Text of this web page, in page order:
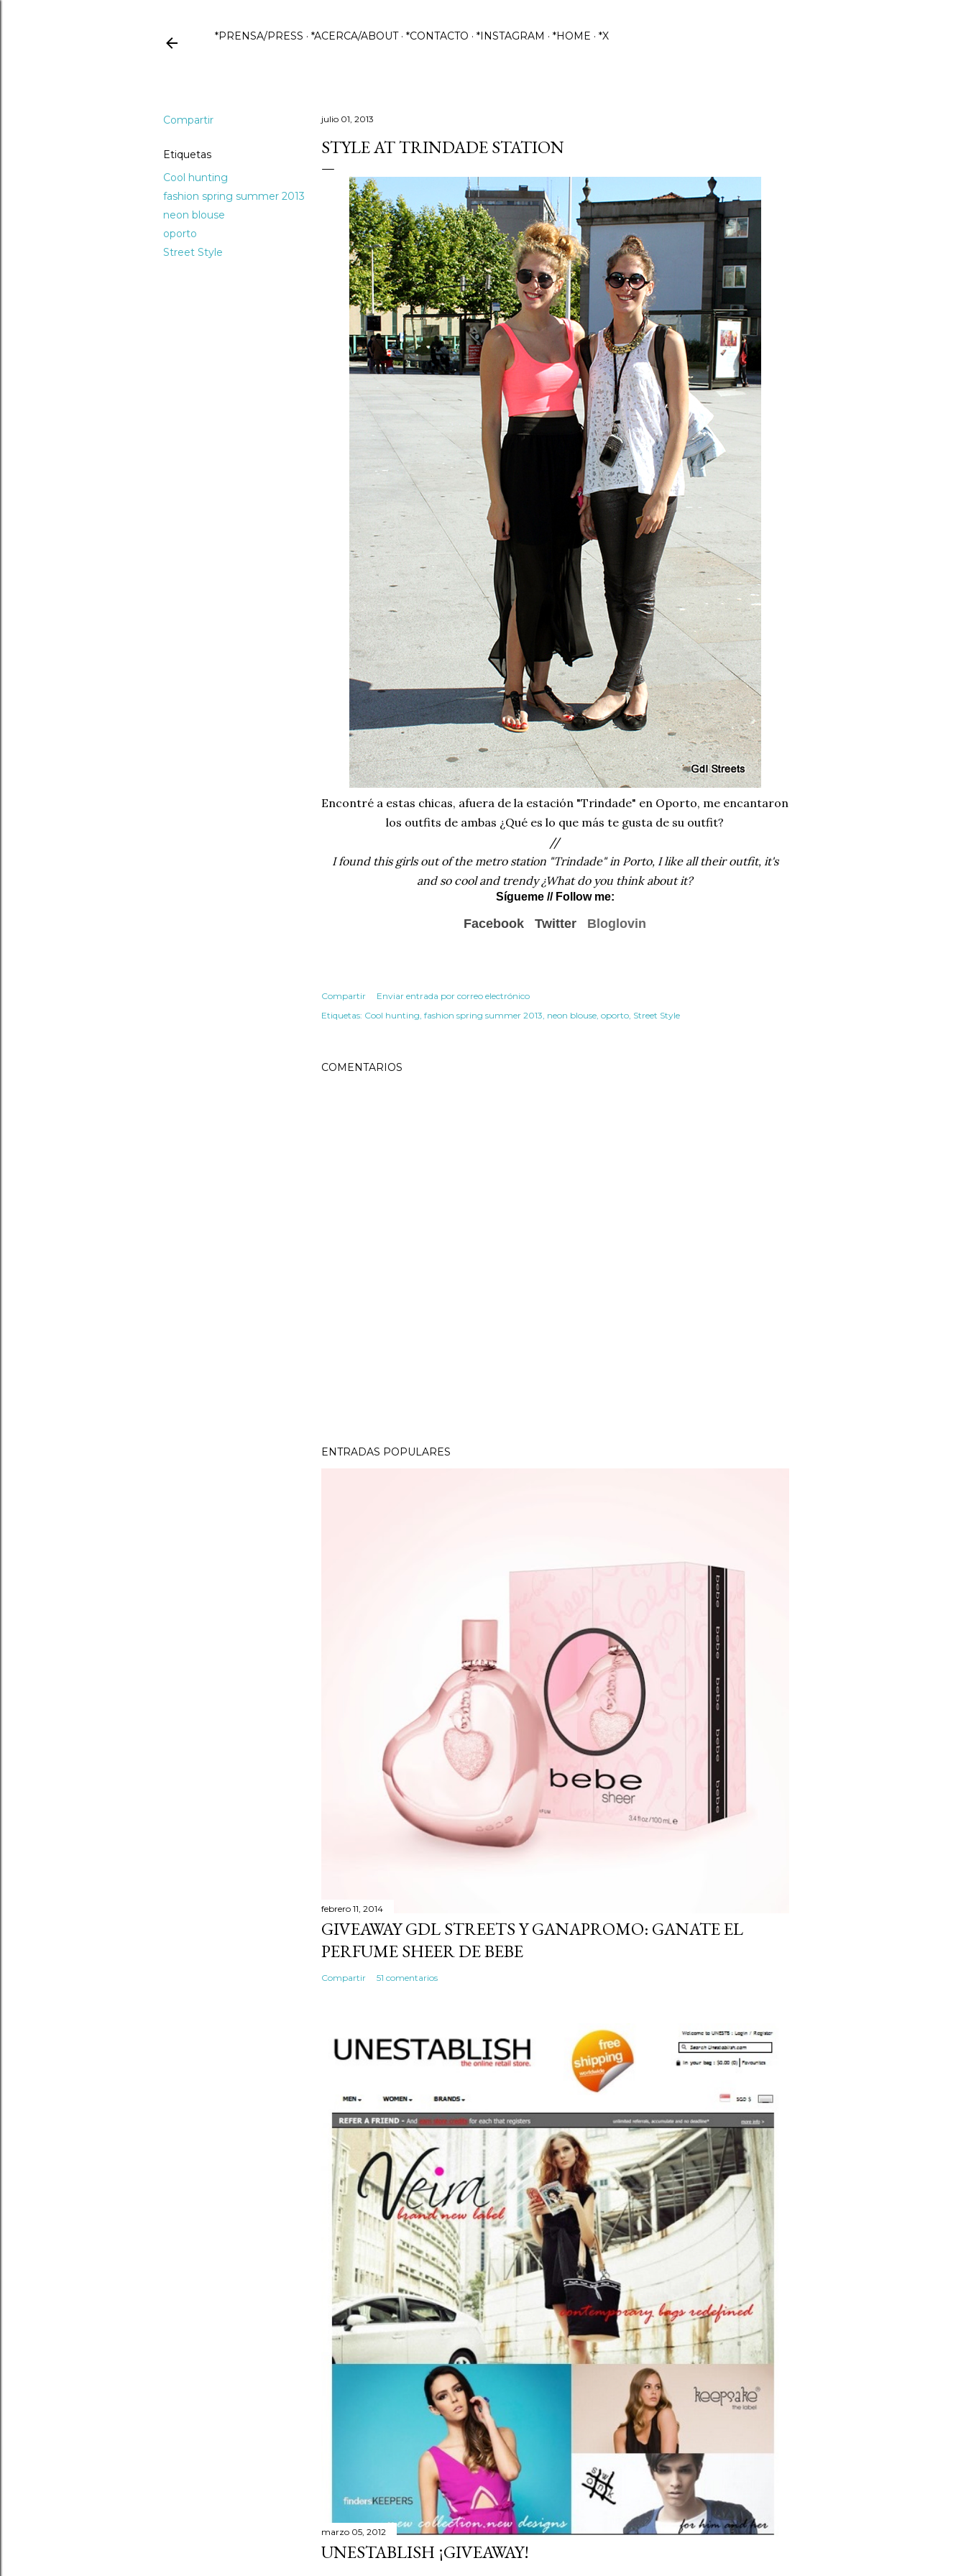
*PRENSA/PRESS *ACERCA/ABOUT *CONTACTO *INSTAGRAM *HOME *X
Compartir
Etiquetas
Cool hunting
fashion spring summer 2013
neon blouse
oporto
Street Style
julio 01, 2013
STYLE AT TRINDADE STATION
Encontré a estas chicas, afuera de la estación "Trindade" en Oporto, me encantaron
los outfits de ambas ¿Qué es lo que más te gusta de su outfit?
//
I found this girls out of the metro station "Trindade" in Porto, I like all their outfit, it's
and so cool and trendy ¿What do you think about it?
Sígueme// Follow me:
Facebook Twitter Bloglovin
Compartir
Enviar entrada por correo electrónico
Etiquetas: Cool hunting fashion spring summer 2013 neon blouse oporto Street Style
COMENTARIOS
ENTRADAS POPULARES
febrero 11, 2014
GIVEAWAY GDL STREETS Y GANAPROMO: GANATE EL
PERFUME SHEER DE BEBE
Compartir 51 comentarios
marzo 05, 2012
UNESTABLISH ¡GIVEAWAY!